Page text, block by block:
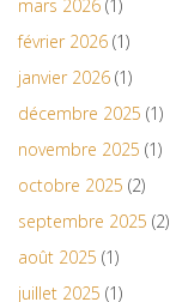
mars 2026 (1)
février 2026 (1)
janvier 2026 (1)
décembre 2025 (1)
novembre 2025 (1)
octobre 2025 (2)
septembre 2025 (2)
août 2025 (1)
juillet 2025 (1)